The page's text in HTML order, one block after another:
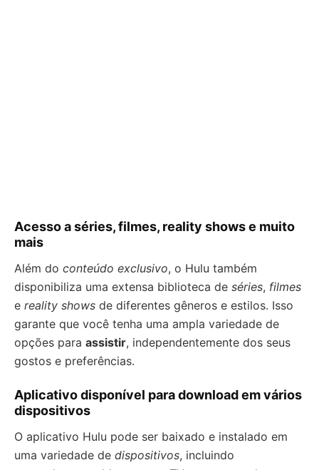
Acesso a séries, filmes, reality shows e muito
mais
Além do conteúdo exclusivo, o Hulu também
disponibiliza uma extensa biblioteca de séries, filmes
e reality shows de diferentes gêneros e estilos. Isso
garante que você tenha uma ampla variedade de
opções para assistir, independentemente dos seus
gostos e preferências.
Aplicativo disponível para download em vários
dispositivos
O aplicativo Hulu pode ser baixado e instalado em
uma variedade de dispositivos, incluindo